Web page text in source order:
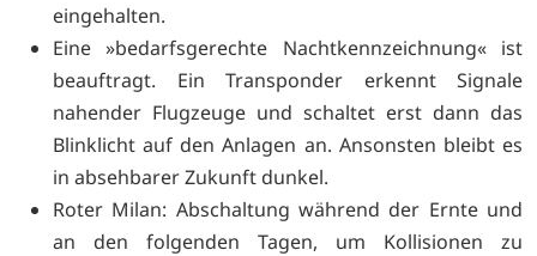
eingehalten.
Eine »bedarfsgerechte Nachtkennzeichnung« ist
beauftragt. Ein Transponder erkennt Signale
nahender Flugzeuge und schaltet erst dann das
Blinklicht auf den Anlagen an. Ansonsten bleibt es
in absehbarer Zukunft dunkel.
Roter Milan: Abschaltung während der Ernte und
an den folgenden Tagen, um Kollisionen zu